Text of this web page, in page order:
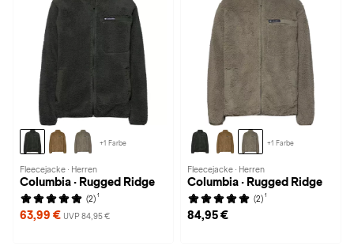
+1 Farbe
Fleecejacke · Herren
Columbia · Rugged Ridge
(2) 1
63,99 € UVP 84,95 €
+1 Farbe
Fleecejacke · Herren
Columbia · Rugged Ridge
(2) 1
84,95 €